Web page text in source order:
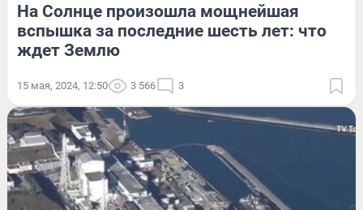
На Солнце произошла мощнейшая
вспышка за последние шесть лет: что
ждет Землю
15 мая, 2024, 12:50 3 566 3